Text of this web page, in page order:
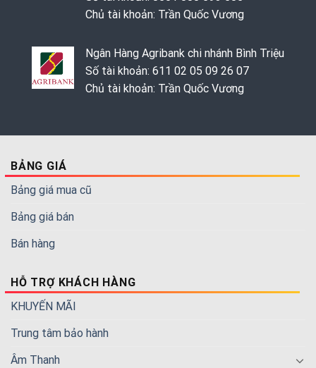
Chủ tài khoản: Trần Quốc Vương
Ngân Hàng Agribank chi nhánh Bình Triệu
Số tài khoản: 611 02 05 09 26 07
Chủ tài khoản: Trần Quốc Vương
BẢNG GIÁ
Bảng giá mua cũ
Bảng giá bán
Bán hàng
HỖ TRỢ KHÁCH HÀNG
KHUYẾN MÃI
Trung tâm bảo hành
Âm Thanh